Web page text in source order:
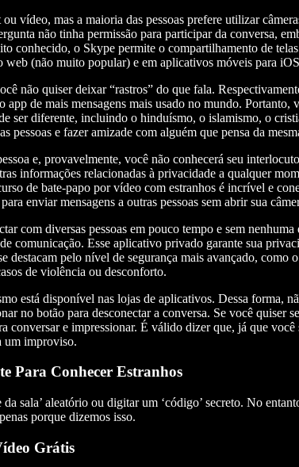
vídeo, mas a maioria das pessoas prefere utilizar
não tinha permissão para participar da conversa,
conhecido, o Skype permite o compartilhamento de
web (não muito popular) e em aplicativos móveis para
não quiser deixar “rastros” do que fala.
de mais mensagens mais usado no mundo.
ser diferente, incluindo o hinduísmo, o islamismo, o
pessoas e fazer amizade com alguém que pensa da
e, provavelmente, você não conhecerá seu
informações relacionadas à privacidade a qualquer
de bate-papo por vídeo com estranhos é incrível e
enviar mensagens a outras pessoas sem abrir sua
com diversas pessoas em pouco tempo e sem
comunicação. Esse aplicativo privado garante sua
destacam pelo nível de segurança mais avançado,
de violência ou desconforto.
está disponível nas lojas de aplicativos. Dessa
no botão para desconectar a conversa. Se você quiser
conversar e impressionar. É válido dizer que, já que
um improviso.
Para Conhecer Estranhos
sala’ aleatório ou digitar um ‘código’ secreto. No
porque dizemos isso.
Grátis